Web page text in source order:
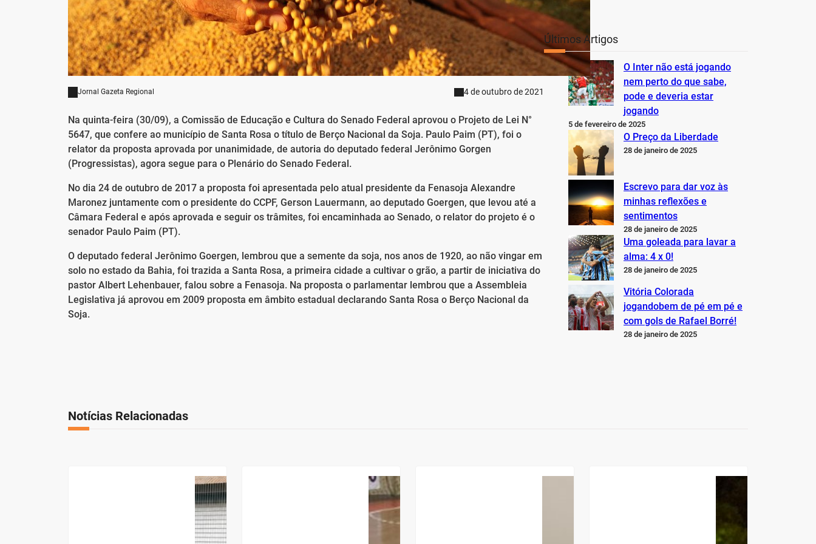
Jornal Gazeta Regional 4 de outubro de 2021
Na quinta-feira (30/09), a Comissão de Educação e Cultura do Senado Federal aprovou o Projeto de Lei N°
5647, que confere ao município de Santa Rosa o título de Berço Nacional da Soja. Paulo Paim (PT), foi o
relator da proposta aprovada por unanimidade, de autoria do deputado federal Jerônimo Gorgen
(Progressistas), agora segue para o Plenário do Senado Federal.
No dia 24 de outubro de 2017 a proposta foi apresentada pelo atual presidente da Fenasoja Alexandre
Maronez juntamente com o presidente do CCPF, Gerson Lauermann, ao deputado Goergen, que levou até a
Câmara Federal e após aprovada e seguir os trâmites, foi encaminhada ao Senado, o relator do projeto é o
senador Paulo Paim (PT).
O deputado federal Jerônimo Goergen, lembrou que a semente da soja, nos anos de 1920, ao não vingar em
solo no estado da Bahia, foi trazida a Santa Rosa, a primeira cidade a cultivar o grão, a partir de iniciativa do
pastor Albert Lehenbauer, falou sobre a Fenasoja. Na proposta o parlamentar lembrou que a Assembleia
Legislativa já aprovou em 2009 proposta em âmbito estadual declarando Santa Rosa o Berço Nacional da
Soja.
Últimos Artigos
O Inter não está jogando
nem perto do que sabe,
pode e deveria estar
jogando
5 de fevereiro de 2025
O Preço da Liberdade
28 de janeiro de 2025
Escrevo para dar voz às
minhas reflexões e
sentimentos
28 de janeiro de 2025
Uma goleada para lavar a
alma: 4 x 0!
28 de janeiro de 2025
Vitória Colorada
jogandobem de pé em pé e
com gols de Rafael Borré!
28 de janeiro de 2025
Notícias Relacionadas